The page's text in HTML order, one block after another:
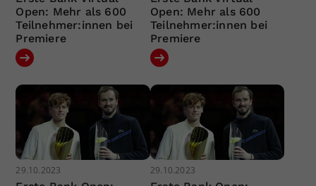
Open: Mehr als 600
Teilnehmer:innen bei
Premiere
Open: Mehr als 600
Teilnehmer:innen bei
Premiere
29.10.2023 29.10.2023